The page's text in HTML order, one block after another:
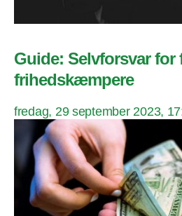
Guide: Selvforsvar for
frihedskæmpere
fredag, 29 september 2023,